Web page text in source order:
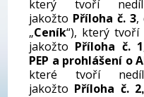
který tvoří
jakožto Příloha č. 3,
„Ceník“), který tvoří
jakožto Příloha č. 1
PEP a prohlášení o
které tvoří
jakožto Příloha č. 2